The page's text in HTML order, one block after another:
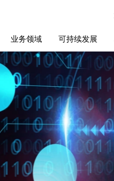
业务领域
智能电网
智慧能源
智慧城市
可持续发展
ESG报告
招标信息